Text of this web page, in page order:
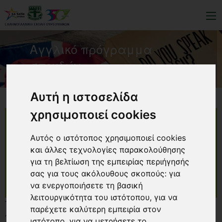
Αυτή η ιστοσελίδα
χρησιμοποιεί cookies
Αυτός ο ιστότοπος χρησιμοποιεί cookies
και άλλες τεχνολογίες παρακολούθησης
για τη βελτίωση της εμπειρίας περιήγησής
σας για τους ακόλουθους σκοπούς:για
να ενεργοποιήσετε τη βασική
λειτουργικότητα του ιστότοπου,για να
παρέχετε καλύτερη εμπειρία στον
Αγγλικό πρόγραμμα
σπουδών
ΑΓΓΛΙΚΑ
ΓΑΛΛΙΚΑ
Τα Αγγλικά στο Σχολείο μας, ξεκινούν νωρίς, στην
πρώτη νηπιακή ηλικία! Οι μικροί μας μαθητές